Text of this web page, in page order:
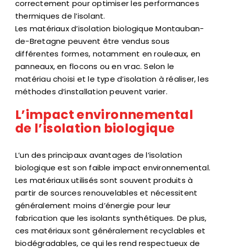
correctement pour optimiser les performances
thermiques de l’isolant.
Les matériaux d’isolation biologique Montauban-
de-Bretagne peuvent être vendus sous
différentes formes, notamment en rouleaux, en
panneaux, en flocons ou en vrac. Selon le
matériau choisi et le type d’isolation à réaliser, les
méthodes d’installation peuvent varier.
L’impact environnemental
de l’isolation biologique
L’un des principaux avantages de l’isolation
biologique est son faible impact environnemental.
Les matériaux utilisés sont souvent produits à
partir de sources renouvelables et nécessitent
généralement moins d’énergie pour leur
fabrication que les isolants synthétiques. De plus,
ces matériaux sont généralement recyclables et
biodégradables, ce qui les rend respectueux de